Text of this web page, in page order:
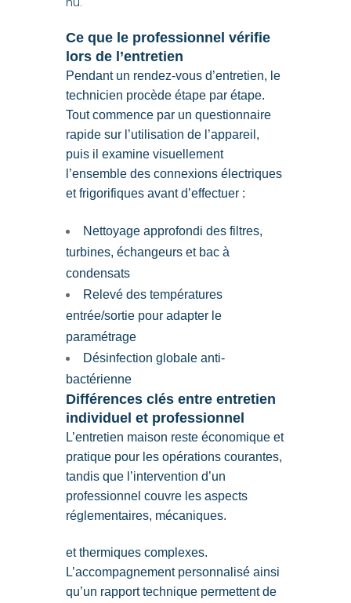
Ce que le professionnel vérifie
lors de l’entretien
Pendant un rendez-vous d’entretien, le
technicien procède étape par étape.
Tout commence par un questionnaire
rapide sur l’utilisation de l’appareil,
puis il examine visuellement
l’ensemble des connexions électriques
et frigorifiques avant d’effectuer :
Nettoyage approfondi des filtres,
turbines, échangeurs et bac à
condensats
Relevé des températures
entrée/sortie pour adapter le
paramétrage
Désinfection globale anti-
bactérienne
Différences clés entre entretien
individuel et professionnel
L’entretien maison reste économique et
pratique pour les opérations courantes,
tandis que l’intervention d’un
professionnel couvre les aspects
réglementaires, mécaniques.
et thermiques complexes.
L’accompagnement personnalisé ainsi
qu’un rapport technique permettent de